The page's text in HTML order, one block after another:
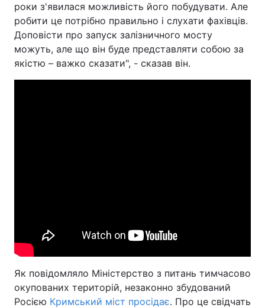
роки з'явилася можливість його побудувати. Але
робити це потрібно правильно і слухати фахівців.
Доповісти про запуск залізничного мосту
можуть, але що він буде представляти собою за
якістю – важко сказати", - сказав він.
Як повідомляло Міністерство з питань тимчасово
окупованих територій, незаконно збудований
Росією Кримський міст просідає. Про це свідчать